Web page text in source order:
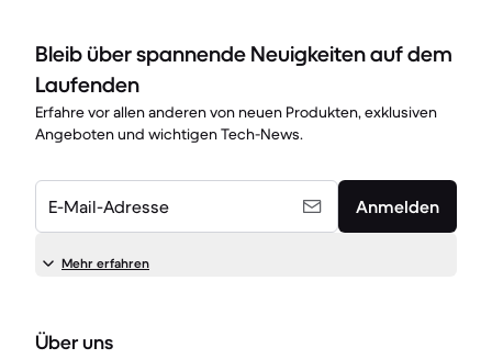
Bleib über spannende Neuigkeiten auf dem
Laufenden
Erfahre vor allen anderen von neuen Produkten, exklusiven
Angeboten und wichtigen Tech-News.
E-Mail-Adresse Anmelden
Mehr erfahren
Über uns